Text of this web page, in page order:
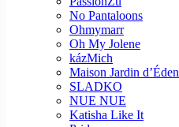
No Pantaloons
Ohmymarr
Oh My Jolene
kázMich
Maison Jardin d’Éden
SLADKO
NUE NUE
Katisha Like It